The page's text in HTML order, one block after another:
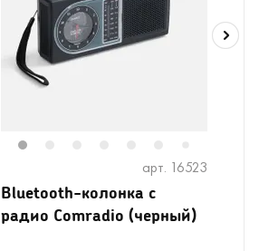
арт. 16523
Bluetooth-колонка с
радио Comradio (черный)